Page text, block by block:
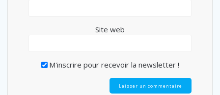
Site web
M'inscrire pour recevoir la newsletter !